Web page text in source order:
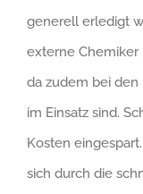
generell erledigt
externe
da zudem bei den
im Einsatz sind.
Kosten
sich durch die